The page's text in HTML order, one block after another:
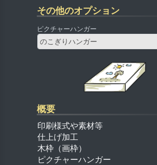
その他のオプション
ピクチャーハンガー
のこぎりハンガー
概要
印刷様式や素材等
仕上げ加工
木枠（画枠）
ピクチャーハンガー